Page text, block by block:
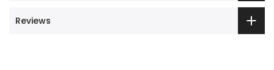
Reviews